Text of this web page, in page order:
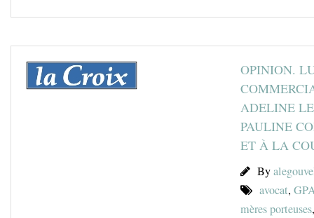
OPINION.
ADELINE
PAULINE
ET À LA
By
avocat,
mères porteuses